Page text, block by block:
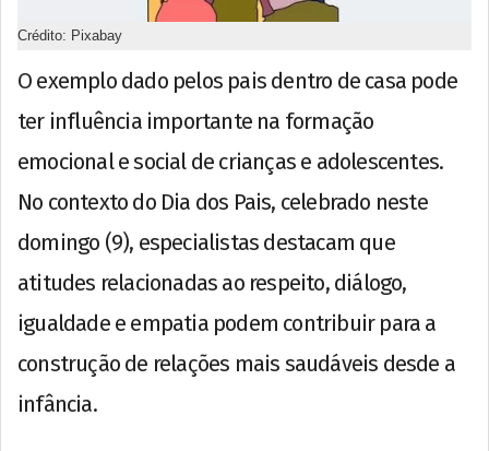
Crédito: Pixabay
O exemplo dado pelos pais dentro de casa pode
ter influência importante na formação
emocional e social de crianças e adolescentes.
No contexto do Dia dos Pais, celebrado neste
domingo (9), especialistas destacam que
atitudes relacionadas ao respeito, diálogo,
igualdade e empatia podem contribuir para a
construção de relações mais saudáveis desde a
infância.